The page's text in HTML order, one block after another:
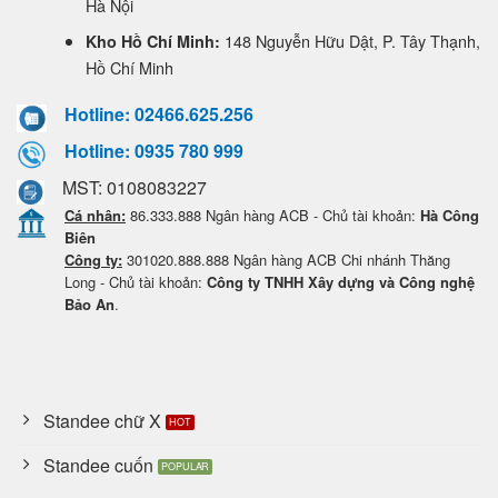
Hà Nội
Kho Hồ Chí Minh: 148 Nguyễn Hữu Dật, P. Tây Thạnh,
Hồ Chí Minh
Hotline: 02466.625.256
Hotline: 0935 780 999
MST: 0108083227
Cá nhân: 86.333.888 Ngân hàng ACB - Chủ tài khoản: Hà Công
Biên
Công ty: 301020.888.888 Ngân hàng ACB Chi nhánh Thăng
Long - Chủ tài khoản: Công ty TNHH Xây dựng và Công nghệ
Bảo An.
Standee chữ X
Standee cuốn